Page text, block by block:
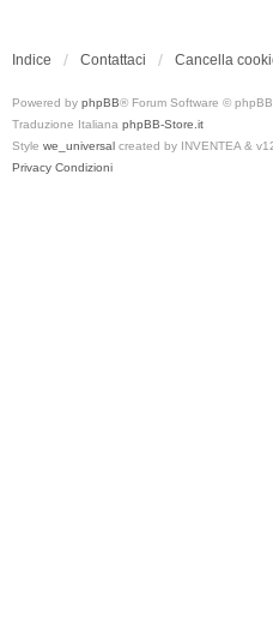
Indice Contattaci Cancella
Powered by phpBB® Forum Software ©
Traduzione Italiana phpBB-Store.it
Style we_universal created by INVENTEA &
Privacy Condizioni